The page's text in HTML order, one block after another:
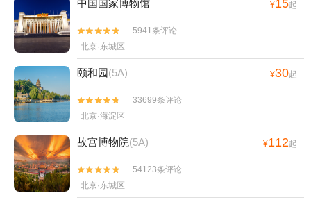
中国国家博物馆 ¥15起


5941条评论
北京·东城区
颐和园(5A) ¥30起


33699条评论
北京·海淀区
故宫博物院(5A) ¥112起


54123条评论
北京·东城区